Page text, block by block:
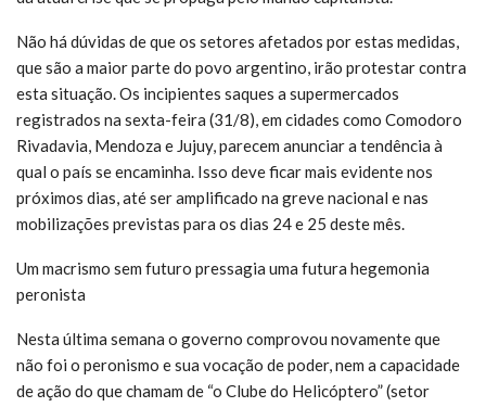
Não há dúvidas de que os setores afetados por estas medidas,
que são a maior parte do povo argentino, irão protestar contra
esta situação. Os incipientes saques a supermercados
registrados na sexta-feira (31/8), em cidades como Comodoro
Rivadavia, Mendoza e Jujuy, parecem anunciar a tendência à
qual o país se encaminha. Isso deve ficar mais evidente nos
próximos dias, até ser amplificado na greve nacional e nas
mobilizações previstas para os dias 24 e 25 deste mês.
Um macrismo sem futuro pressagia uma futura hegemonia
peronista
Nesta última semana o governo comprovou novamente que
não foi o peronismo e sua vocação de poder, nem a capacidade
de ação do que chamam de “o Clube do Helicóptero” (setor